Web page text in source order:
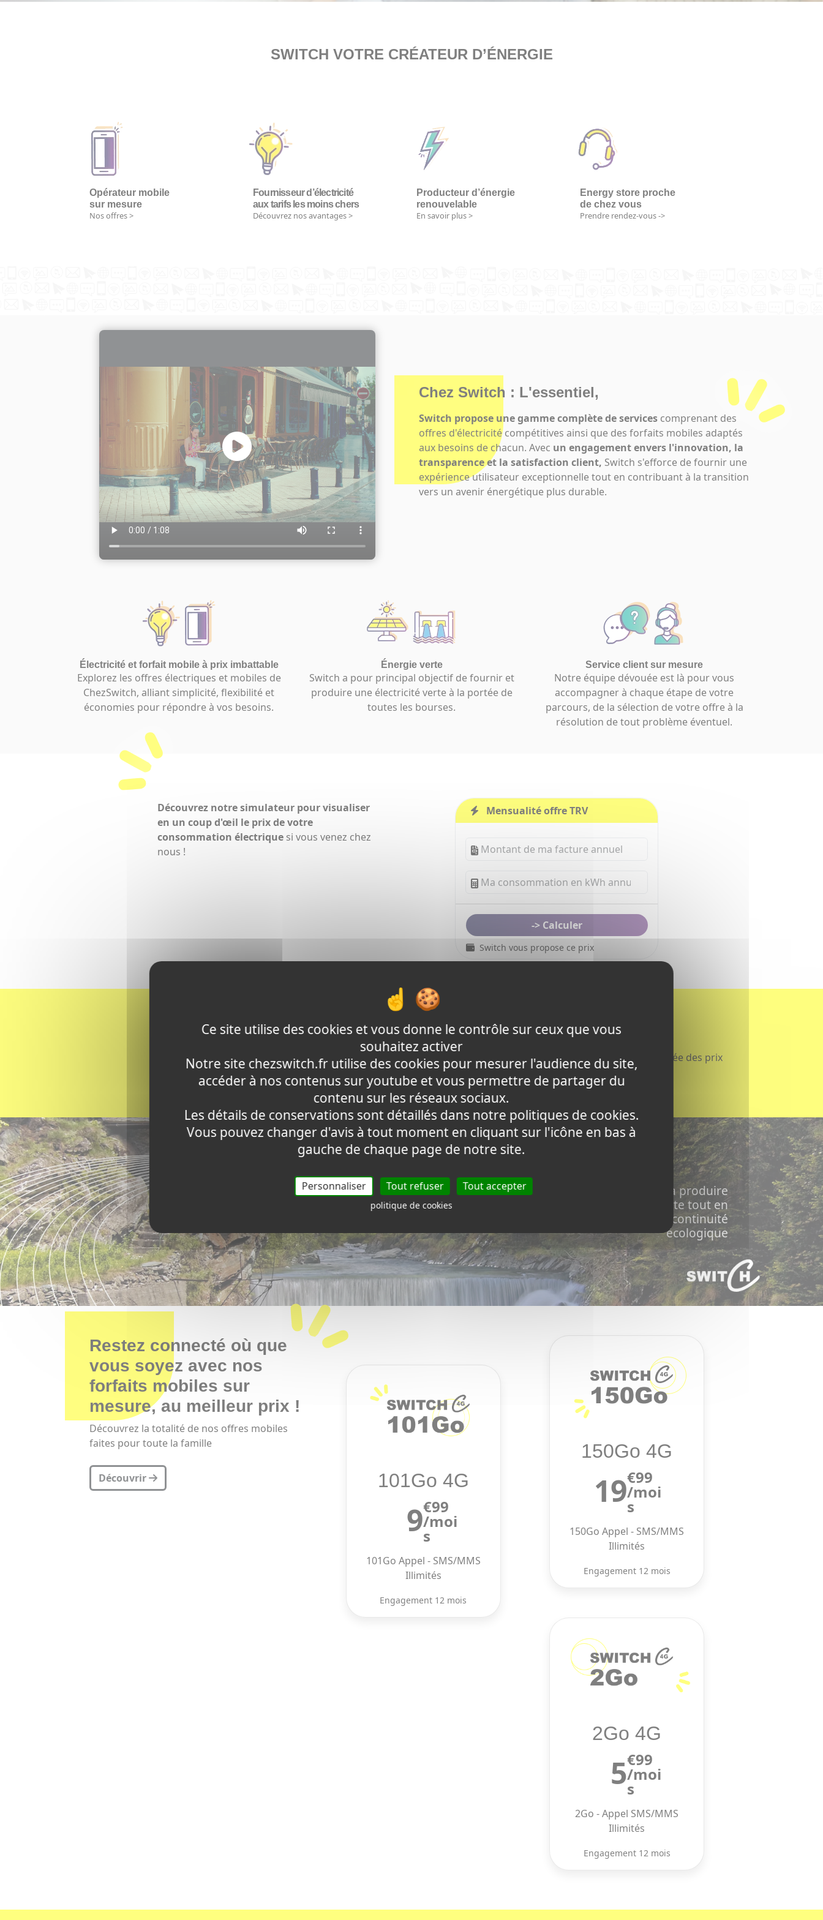
SWITCH VOTRE CRÉATEUR D’ÉNERGIE
Opérateur mobile
sur mesure
Nos offres >
Fournisseur d’électricité
aux tarifs les moins chers
Découvrez nos avantages >
Producteur d’énergie
renouvelable
En savoir plus >
Energy store proche
de chez vous
Prendre rendez-vous ->
Chez Switch : L'essentiel,
Switch propose une gamme complète de services comprenant des
offres d'électricité compétitives ainsi que des forfaits mobiles adaptés
aux besoins de chacun. Avec un engagement envers l'innovation, la
transparence et la satisfaction client, Switch s'efforce de fournir une
expérience utilisateur exceptionnelle tout en contribuant à la transition
vers un avenir énergétique plus durable.
Électricité et forfait mobile à prix imbattable
Explorez les offres électriques et mobiles de
ChezSwitch, alliant simplicité, flexibilité et
économies pour répondre à vos besoins.
Énergie verte
Switch a pour principal objectif de fournir et
produire une électricité verte à la portée de
toutes les bourses.
Service client sur mesure
Notre équipe dévouée est là pour vous
accompagner à chaque étape de votre
parcours, de la sélection de votre offre à la
résolution de tout problème éventuel.
Découvrez notre simulateurpour visualiser
en un coup d'œil le prix de votre
consommation électriquesi vous venez chez
nous !
Mensualité offre TRV
Switch vous propose ce prix
Bouclier tarifaire électricité
Mesure mise en place par l'état afin de plafonner le tarif de l'énergie et éviter l'envolée des prix
En savoir plus
ChezSwitch s’engage à produire
son énergie verte tout en
respectant la continuité
écologique
Restez connecté où que
vous soyez avec nos
forfaits mobiles sur
mesure, au meilleur prix !
Découvrez la totalité de nos offres mobiles
faites pour toute la famille
Découvrir 101Go 4G
9€99
/moi
s
101Go Appel - SMS/MMS
Illimités
Engagement 12 mois
150Go 4G
19€99
/moi
s
150Go Appel - SMS/MMS
Illimités
Engagement 12 mois
2Go 4G
5€99
/moi
s
2Go - Appel SMS/MMS
Illimités
Engagement 12 mois
Ce site utilise des cookies et vous donne le contrôle sur ceux que vous
souhaitez activer
Notre site chezswitch.fr utilise des cookies pour mesurer l'audience du site,
accéder à nos contenus sur youtube et vous permettre de partager du
contenu sur les réseaux sociaux.
Les détails de conservations sont détaillés dans notre politiques de cookies.
Vous pouvez changer d'avis à tout moment en cliquant sur l'icône en bas à
gauche de chaque page de notre site.
Personnaliser Tout refuser Tout accepter
politique de cookies